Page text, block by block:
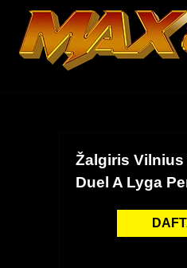
content
Žalgiris Vilnius
Duel A Lyga